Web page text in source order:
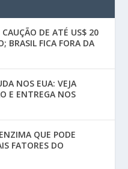
DE ATÉ US$ 20
BRASIL FICA FORA DA
NOS EUA: VEJA
E ENTREGA NOS
QUE PODE
FATORES DO